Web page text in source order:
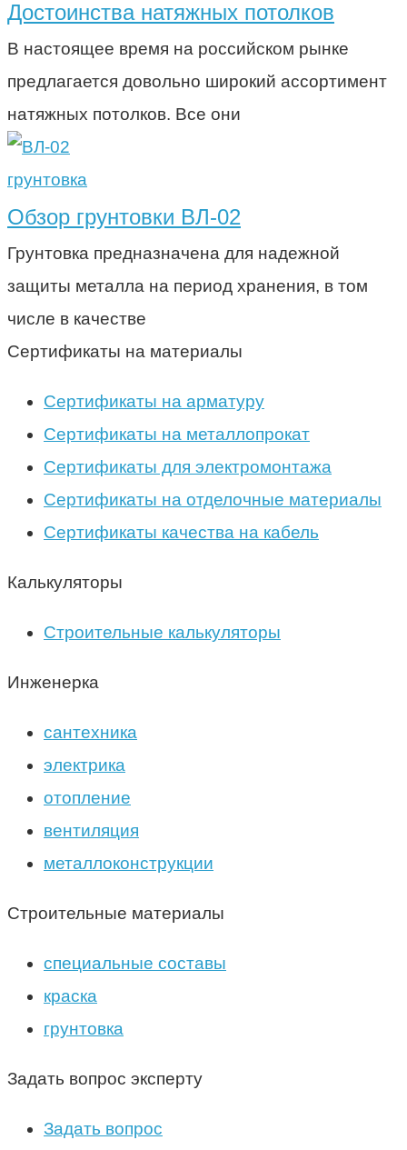
Достоинства натяжных потолков
В настоящее время на российском рынке
предлагается довольно широкий ассортимент
натяжных потолков. Все они
грунтовка
Обзор грунтовки ВЛ-02
Грунтовка предназначена для надежной
защиты металла на период хранения, в том
числе в качестве
Сертификаты на материалы
Сертификаты на арматуру
Сертификаты на металлопрокат
Сертификаты для электромонтажа
Сертификаты на отделочные материалы
Сертификаты качества на кабель
Калькуляторы
Строительные калькуляторы
Инженерка
сантехника
электрика
отопление
вентиляция
металлоконструкции
Строительные материалы
специальные составы
краска
грунтовка
Задать вопрос эксперту
Задать вопрос